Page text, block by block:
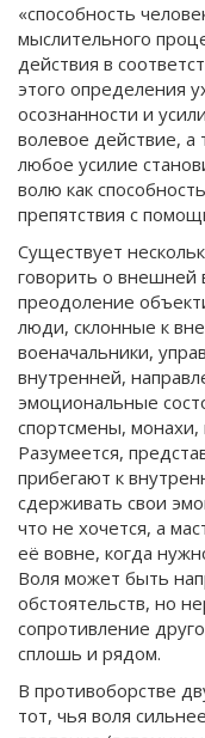
«способность
мыслительного
действия в
этого определения
осознанности и
волевое действие, а
любое усилие
волю как
препятствия с
Существует
говорить о внешней
преодоление
люди, склонные к
военачальники,
внутренней,
эмоциональные
спортсмены, монахи,
Разумеется,
прибегают к
сдерживать свои
что не хочется, а
её вовне, когда
Воля может быть
обстоятельств, но
сопротивление
сплошь и рядом.
В противоборстве
тот, чья воля